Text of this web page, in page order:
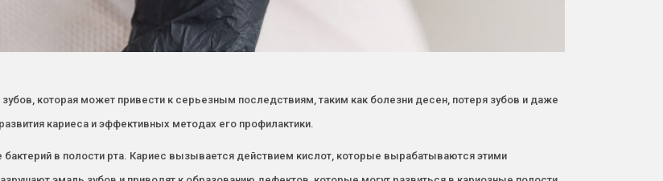
которая может привести к серьезным последствиям, таким как болезни десен, потеря зубов и даже
кариеса и эффективных методах его профилактики.
бактерий в полости рта. Кариес вызывается действием кислот, которые вырабатываются этими